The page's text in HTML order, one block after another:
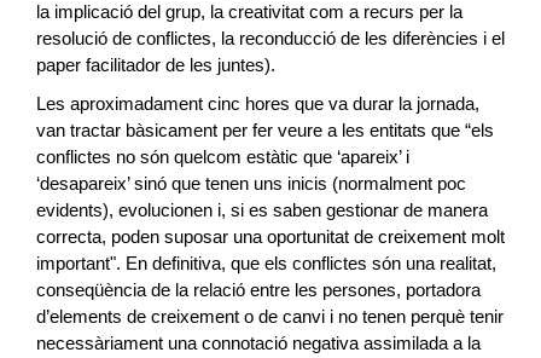
la implicació del grup, la creativitat com a recurs per la
resolució de conflictes, la reconducció de les diferències i el
paper facilitador de les juntes).
Les aproximadament cinc hores que va durar la jornada,
van tractar bàsicament per fer veure a les entitats que “els
conflictes no són quelcom estàtic que ‘apareix’ i
‘desapareix’ sinó que tenen uns inicis (normalment poc
evidents), evolucionen i, si es saben gestionar de manera
correcta, poden suposar una oportunitat de creixement molt
important". En definitiva, que els conflictes són una realitat,
conseqüència de la relació entre les persones, portadora
d’elements de creixement o de canvi i no tenen perquè tenir
necessàriament una connotació negativa assimilada a la